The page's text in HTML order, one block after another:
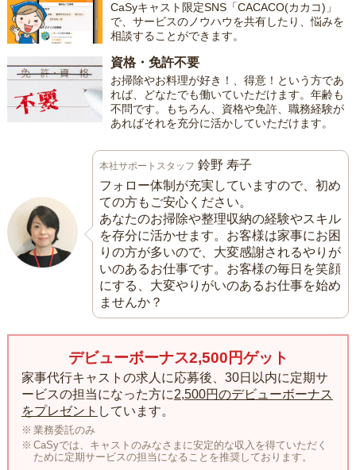
CaSyキャスト限定SNS「CACACO(カカコ)」
で、サービスのノウハウを共有したり、悩みを
相談することができます。
資格・免許不要
お掃除やお料理が好き！、得意！という方であ
れば、どなたでも働いていただけます。年齢も
不問です。もちろん、資格や免許、職務経験が
あればそれを充分に活かしていただけます。
本社サポートスタッフ 鈴野 寿子
フォロー体制が充実していますので、初め
ての方もご安心ください。
あなたのお掃除や整理収納の経験やスキル
を存分に活かせます。お客様は家事にお困
りの方が多いので、大変感謝されるやりが
いのあるお仕事です。お客様の毎日を笑顔
にする、大変やりがいのあるお仕事を始め
ませんか？
デビューボーナス2,500円ゲット
家事代行キャストの求人に応募後、30日以内に定期サ
ービスの担当になった方に2,500円のデビューボーナス
をプレゼント しています。
業務委託のみ
CaSyでは、キャストのみなさまに安定的な収入を得ていただく
ために定期サービスの担当になることを推奨しております。